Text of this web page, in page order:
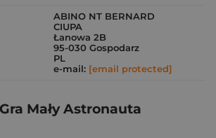
ABINO NT BERNARD
CIUPA
Łanowa 2B
95-030 Gospodarz
PL
e-mail: [email protected]
Mały Astronauta